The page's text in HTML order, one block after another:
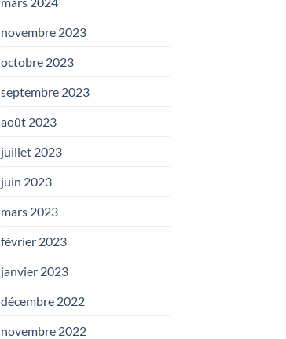
novembre 2023
octobre 2023
septembre 2023
août 2023
juillet 2023
juin 2023
mars 2023
février 2023
janvier 2023
décembre 2022
novembre 2022